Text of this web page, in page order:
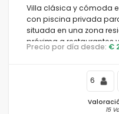
Villa clásica y cómoda
con piscina privada
situada en una zona
próxima a restaurantes
supermercados, a 100
Precio por día desde: €
6
15